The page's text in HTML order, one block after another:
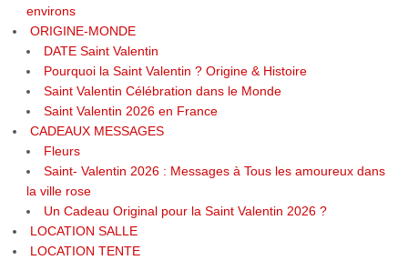
environs
ORIGINE-MONDE
DATE Saint Valentin
Pourquoi la Saint Valentin ? Origine & Histoire
Saint Valentin Célébration dans le Monde
Saint Valentin 2026 en France
CADEAUX MESSAGES
Fleurs
Saint- Valentin 2026 : Messages à Tous les amoureux dans
la ville rose
Un Cadeau Original pour la Saint Valentin 2026 ?
LOCATION SALLE
LOCATION TENTE